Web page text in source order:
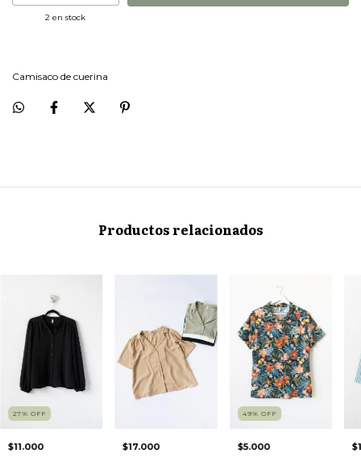
2 en stock
Camisaco de cuerina
Productos relacionados
27% OFF
$11.000 $17.000
49% OFF
$5.000